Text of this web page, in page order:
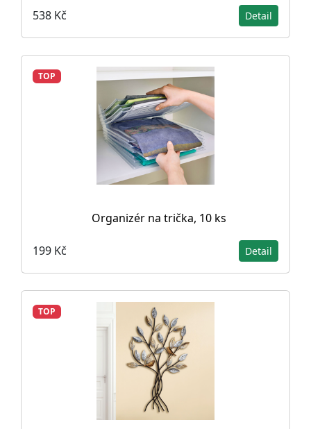
538 Kč Detail
TOP
Organizér na trička, 10 ks
199 Kč Detail
TOP